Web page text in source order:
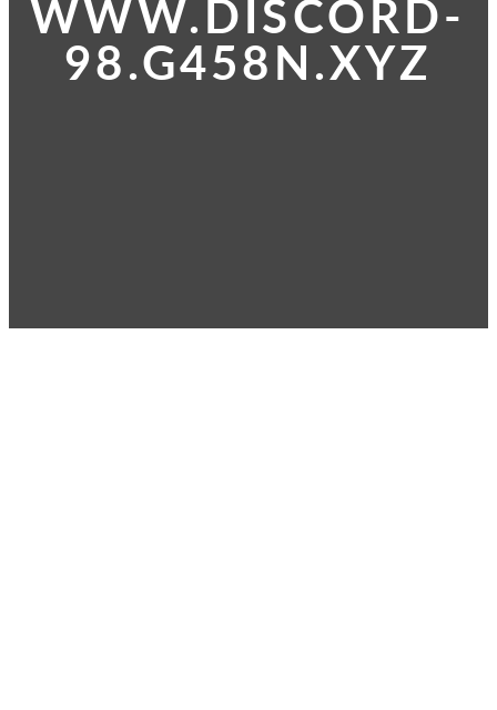
WWW.DISCORD-
98.G458N.XYZ